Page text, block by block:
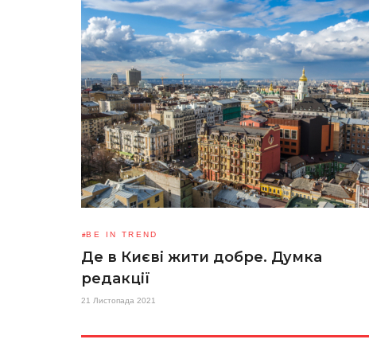
BE IN TREND
Де в Києві жити добре. Думка
редакції
21 Листопада 2021